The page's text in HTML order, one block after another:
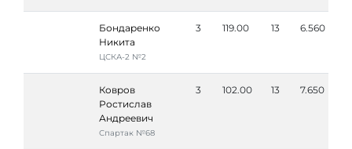
Бондаренко
Никита
ЦСКА-2 №2
3 119.00 13 6.560
Ковров
Ростислав
Андреевич
Спартак №68
3 102.00 13 7.650